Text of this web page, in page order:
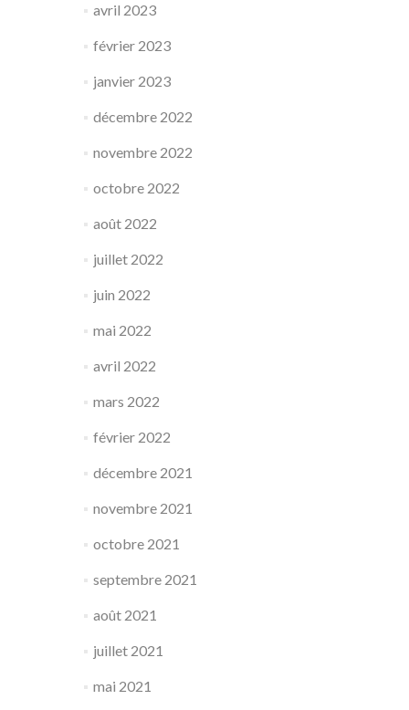
avril 2023
février 2023
janvier 2023
décembre 2022
novembre 2022
octobre 2022
août 2022
juillet 2022
juin 2022
mai 2022
avril 2022
mars 2022
février 2022
décembre 2021
novembre 2021
octobre 2021
septembre 2021
août 2021
juillet 2021
mai 2021